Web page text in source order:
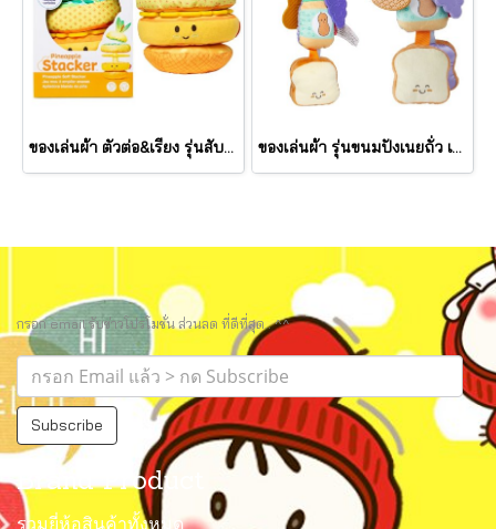
ของเล่นผ้า ตัวต่อ&เรียง รุ่นสับปะรด เขย่ามีเสียง Pineapple Stacker รุ่น 30743 ยี่ห้อ Melissa & Doug ของเล่นผ้า รุ่นขนมปังเนยถั่ว เขย่ามีเสียง PB&J Take Along Toy รุ่น 30742 ยี่ห้อ Melissa & Doug
กรอก email รับข่าวโปรโมชั่น ส่วนลด ที่ดีที่สุด.. ^^
Subscribe
Brand Product